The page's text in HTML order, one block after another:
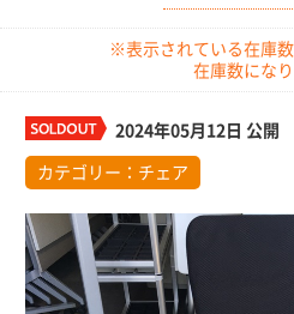
※表示されている在庫
在庫数になり
2024年05月12日 公開
カテゴリー： チェア